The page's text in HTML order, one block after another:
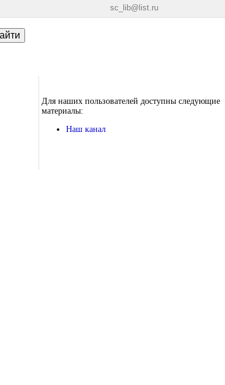
sc_lib@list.ru
Для наших пользователей доступны следующие
материалы:
Наш канал